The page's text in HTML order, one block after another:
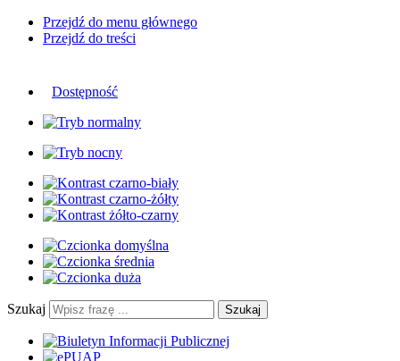
Przejdź do menu głównego
Przejdź do treści
Dostępność
Szukaj Szukaj